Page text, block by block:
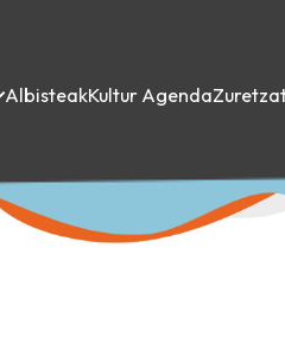
AlbisteakKultur Agenda